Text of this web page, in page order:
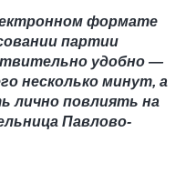
формате
партии
удобно —
несколько минут, а
лично повлиять на
Павлово-